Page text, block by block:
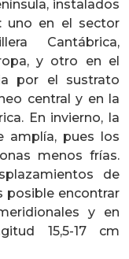
instalados
uno en el sector
Cantábrica,
y otro en el
por el sustrato
central y en la
En invierno, la
amplía, pues los
menos frías.
de
posible encontrar
y en
15,5-17 cm